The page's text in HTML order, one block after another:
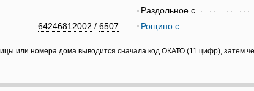
64246812002 / 6507
Раздольное с.
Рощино с.
или номера дома выводится сначала код ОКАТО (11 цифр), затем